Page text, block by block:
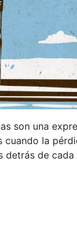
son una
cuando la
detrás de